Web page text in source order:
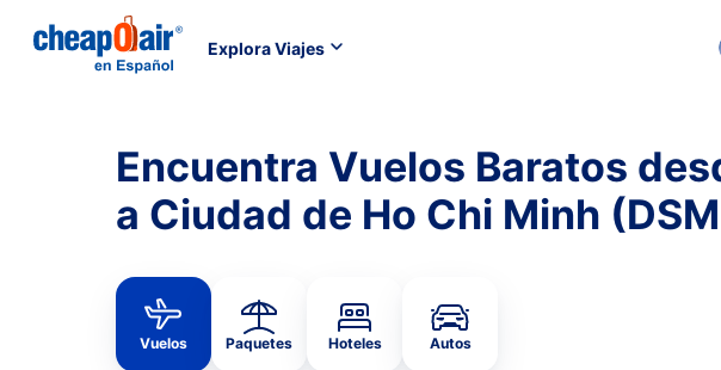
Explora Viajes
Encuentra Vuelos Baratos
a Ciudad de Ho Chi Minh
Vuelos Paquetes Hoteles Autos